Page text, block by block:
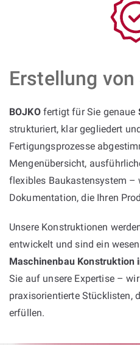
Erstellung
BOJKOfertigt für Sie genaue
strukturiert, klar gegliedert
Fertigungsprozesse
Mengenübersicht,
flexibles Baukastensystem –
Dokumentation, die Ihren
Unsere Konstruktionen
entwickelt und sind ein
Maschinenbau Konstruktion
Sie auf unsere Expertise –
praxisorientierte Stücklisten,
erfüllen.